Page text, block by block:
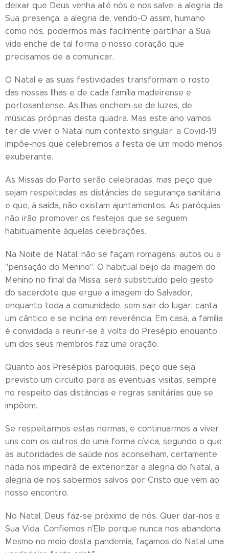
deixar que Deus venha até nós e nos salve: a alegria da
Sua presença; a alegria de, vendo-O assim, humano
como nós, podermos mais facilmente partilhar a Sua
vida enche de tal forma o nosso coração que
precisamos de a comunicar.
O Natal e as suas festividades transformam o rosto
das nossas Ilhas e de cada família madeirense e
portosantense. As Ilhas enchem-se de luzes, de
músicas próprias desta quadra. Mas este ano vamos
ter de viver o Natal num contexto singular: a Covid-19
impõe-nos que celebremos a festa de um modo menos
exuberante.
As Missas do Parto serão celebradas, mas peço que
sejam respeitadas as distâncias de segurança sanitária,
e que, à saída, não existam ajuntamentos. As paróquias
não irão promover os festejos que se seguem
habitualmente àquelas celebrações.
Na Noite de Natal, não se façam romagens, autos ou a
"pensação do Menino". O habitual beijo da imagem do
Menino no final da Missa, será substituído pelo gesto
do sacerdote que ergue a imagem do Salvador,
enquanto toda a comunidade, sem sair do lugar, canta
um cântico e se inclina em reverência. Em casa, a família
é convidada a reunir-se à volta do Presépio enquanto
um dos seus membros faz uma oração.
Quanto aos Presépios paroquiais, peço que seja
previsto um circuito para as eventuais visitas, sempre
no respeito das distâncias e regras sanitárias que se
impõem.
Se respeitarmos estas normas, e continuarmos a viver
uns com os outros de uma forma cívica, segundo o que
as autoridades de saúde nos aconselham, certamente
nada nos impedirá de exteriorizar a alegria do Natal, a
alegria de nos sabermos salvos por Cristo que vem ao
nosso encontro.
No Natal, Deus faz-se próximo de nós. Quer dar-nos a
Sua Vida. Confiemos n'Ele porque nunca nos abandona.
Mesmo no meio desta pandemia, façamos do Natal uma